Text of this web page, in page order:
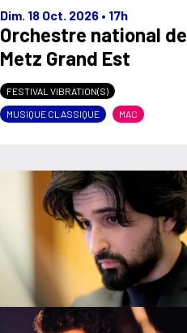
Dim. 18 Oct. 2026 • 17h
Orchestre national de
Metz Grand Est
FESTIVAL VIBRATION(S)
MUSIQUE CLASSIQUE MAC